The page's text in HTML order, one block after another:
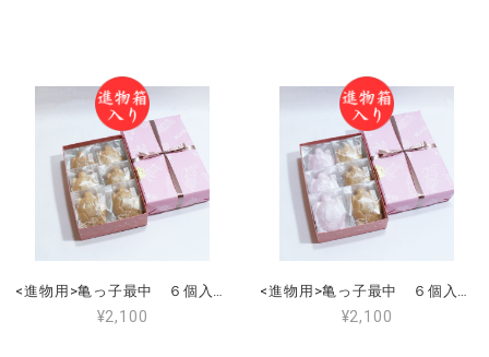
<進物用>亀っ子最中 ６個入（大納言つぶ６個） 手提げ付き
¥2,100
<進物用>亀っ子最中 ６個入（大納言３個・こし3個） 手提げ付き
¥2,100